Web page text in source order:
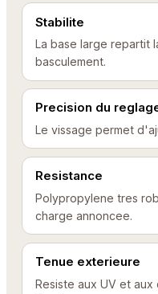
Stabilite
La base large repartit
basculement.
Precision du
Le vissage permet
Resistance
Polypropylene tres
charge annoncee.
Tenue exterieure
Resiste aux UV et